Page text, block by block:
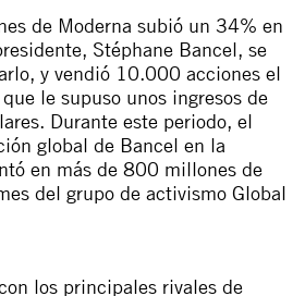
de Moderna subió un 34% en
Stéphane Bancel, se
y vendió 10.000 acciones el
le supuso unos ingresos de
Durante este periodo, el
global de Bancel en la
en más de 800 millones de
del grupo de activismo Global
los principales rivales de